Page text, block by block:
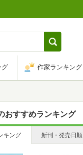
グ 作家ランキング
おすすめランキング
キング 新刊・発売日順